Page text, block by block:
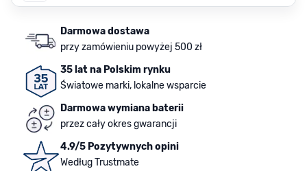
Darmowa dostawa
przy zamówieniu powyżej 500 zł
35 lat na Polskim rynku
Światowe marki, lokalne wsparcie
Darmowa wymiana baterii
przez cały okres gwarancji
4.9/5 Pozytywnych opini
Według Trustmate